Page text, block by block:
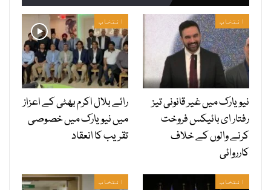
انتخاب
نیویارک میں غیر قانونی تیز
رفتار ای بائیکس فروخت
کرنے والوں کے خلاف
کارروائی
انتخاب
رائے بلال اکرم بھٹی کے اعزاز
میں نیویارک میں خصوصی
تقریب کا انعقاد
انتخاب انتخاب